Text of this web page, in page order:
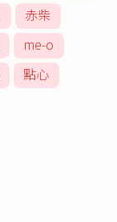
赤柴
me-o
點心